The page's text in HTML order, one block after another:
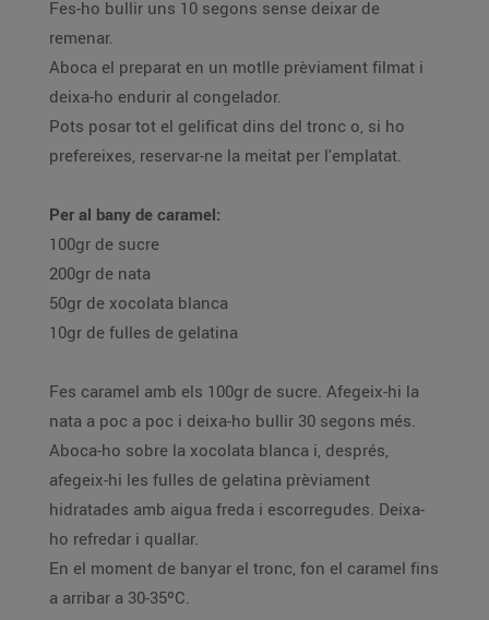
Fes-ho bullir uns 10 segons sense deixar de
remenar.
Aboca el preparat en un motlle prèviament filmat i
deixa-ho endurir al congelador.
Pots posar tot el gelificat dins del tronc o, si ho
prefereixes, reservar-ne la meitat per l'emplatat.
Per al bany de caramel:
100gr de sucre
200gr de nata
50gr de xocolata blanca
10gr de fulles de gelatina
Fes caramel amb els 100gr de sucre. Afegeix-hi la
nata a poc a poc i deixa-ho bullir 30 segons més.
Aboca-ho sobre la xocolata blanca i, després,
afegeix-hi les fulles de gelatina prèviament
hidratades amb aigua freda i escorregudes. Deixa-
ho refredar i quallar.
En el moment de banyar el tronc, fon el caramel fins
a arribar a 30-35ºC.